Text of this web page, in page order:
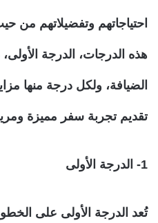
احتياجاتهم وتفضيلاتهم من
هذه الدرجات، الدرجة
الضيافة، ولكل درجة منها
تقديم تجربة سفر مميزة
1- الدرجة الأولى
تُعد الدرجة الأولى على